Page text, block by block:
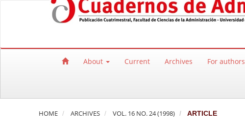
Quick jump to page content
Main Navigation
About Current Archives For authors
HOME ARCHIVES VOL. 16 NO. 24 (1998) ARTICLE